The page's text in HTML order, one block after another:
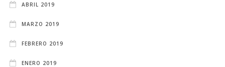
ABRIL 2019
MARZO 2019
FEBRERO 2019
ENERO 2019